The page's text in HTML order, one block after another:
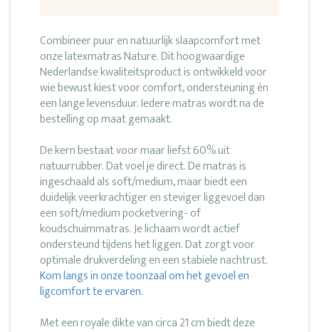
Combineer puur en natuurlijk slaapcomfort met
onze latexmatras Nature. Dit hoogwaardige
Nederlandse kwaliteitsproduct is ontwikkeld voor
wie bewust kiest voor comfort, ondersteuning én
een lange levensduur. Iedere matras wordt na de
bestelling op maat gemaakt.
De kern bestaat voor maar liefst 60% uit
natuurrubber. Dat voel je direct. De matras is
ingeschaald als soft/medium, maar biedt een
duidelijk veerkrachtiger en steviger liggevoel dan
een soft/medium pocketvering- of
koudschuimmatras. Je lichaam wordt actief
ondersteund tijdens het liggen. Dat zorgt voor
optimale drukverdeling en een stabiele nachtrust.
Kom langs in onze toonzaal om het gevoel en
ligcomfort te ervaren.
Met een royale dikte van circa 21 cm biedt deze